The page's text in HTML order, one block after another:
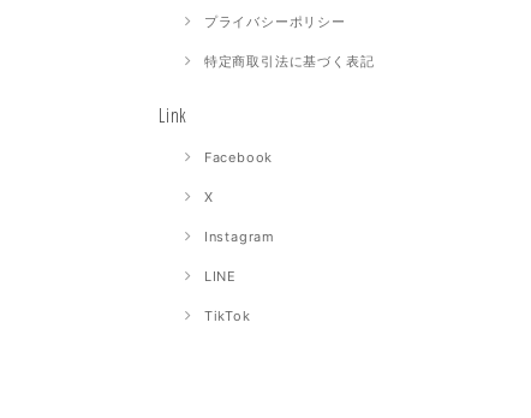
プライバシーポリシー
特定商取引法に基づく表記
Link
Facebook
X
Instagram
LINE
TikTok